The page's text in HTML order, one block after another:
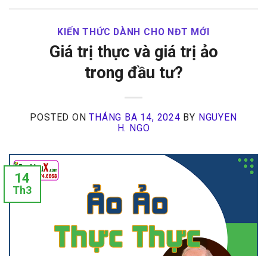
KIẾN THỨC DÀNH CHO NĐT MỚI
Giá trị thực và giá trị ảo
trong đầu tư?
POSTED ONTHÁNG BA 14, 2024 BY NGUYEN
H. NGO
14
Th3